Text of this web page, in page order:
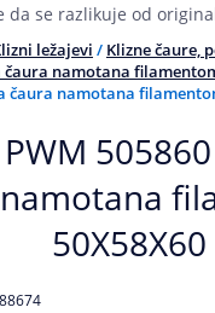
da se razlikuje od
ležajevi / Klizne čaure,
čaura namotana
čaura namotana
PWM
50X58X60